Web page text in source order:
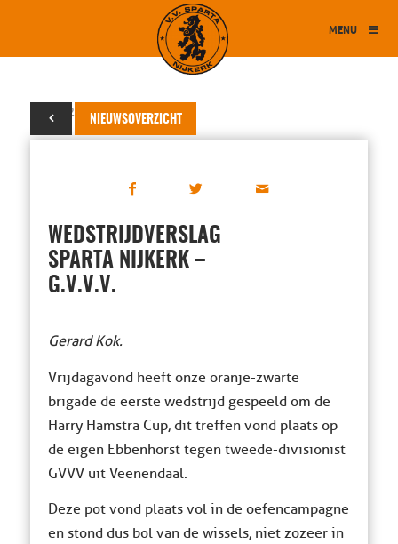
MENU
NIEUWSOVERZICHT
26 juli 2025
WEDSTRIJDVERSLAG
SPARTA NIJKERK –
G.V.V.V.
Gerard Kok.
Vrijdagavond heeft onze oranje-zwarte
brigade de eerste wedstrijd gespeeld om de
Harry Hamstra Cup, dit treffen vond plaats op
de eigen Ebbenhorst tegen tweede-divisionist
GVVV uit Veenendaal.
Deze pot vond plaats vol in de oefencampagne
en stond dus bol van de wissels, niet zozeer in